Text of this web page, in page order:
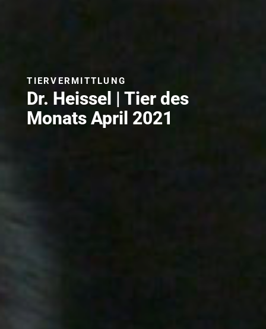
Dr. Heissel | Tier des
Monats April 2021
TIERVERMITTLUNG